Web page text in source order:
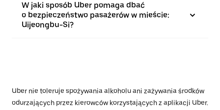
W jaki sposób Uber pomaga dbać
o bezpieczeństwo pasażerów w mieście:
Uijeongbu-Si?
Uber nie toleruje spożywania alkoholu ani zażywania środków
odurzających przez kierowców korzystających z aplikacji Uber.